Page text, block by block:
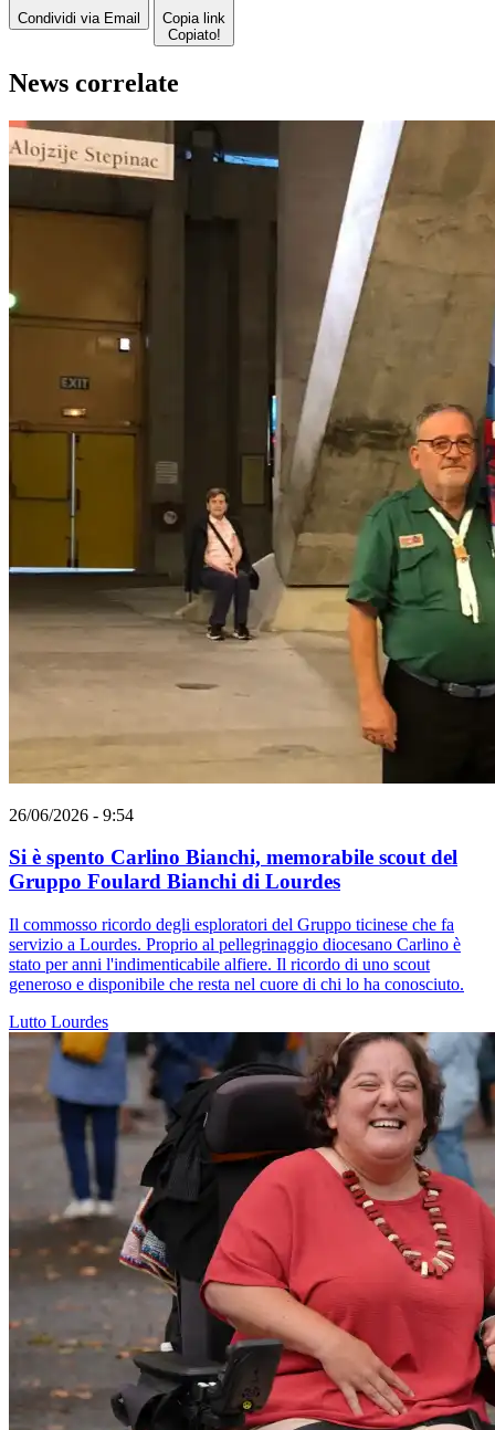
Condividi via Email
Copia link
Copiato!
News correlate
26/06/2026 - 9:54
Si è spento Carlino Bianchi, memorabile scout del
Gruppo Foulard Bianchi di Lourdes
Il commosso ricordo degli esploratori del Gruppo ticinese che fa
servizio a Lourdes. Proprio al pellegrinaggio diocesano Carlino è
stato per anni l'indimenticabile alfiere. Il ricordo di uno scout
generoso e disponibile che resta nel cuore di chi lo ha conosciuto.
Lutto Lourdes